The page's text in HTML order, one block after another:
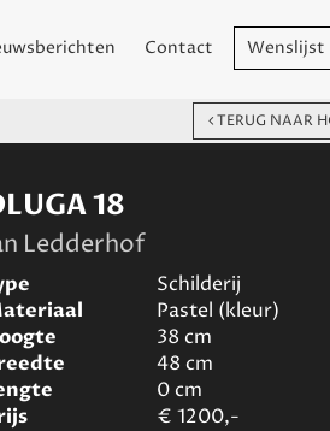
Contact Wenslijst
TERUG NAAR
18
Ledderhof
Schilderij
Pastel (kleur)
38 cm
48 cm
0cm
€ 1200,-